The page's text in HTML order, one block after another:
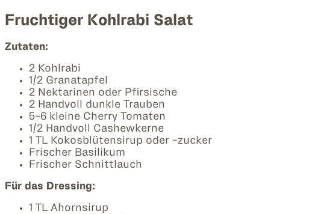
Fruchtiger Kohlrabi Salat
Zutaten:
2 Kohlrabi
1/2 Granatapfel
2 Nektarinen oder Pfirsische
2 Handvoll dunkle Trauben
5-6 kleine Cherry Tomaten
1/2 Handvoll Cashewkerne
1 TL Kokosblütensirup oder -zucker
Frischer Basilikum
Frischer Schnittlauch
Für das Dressing:
1 TL Ahornsirup